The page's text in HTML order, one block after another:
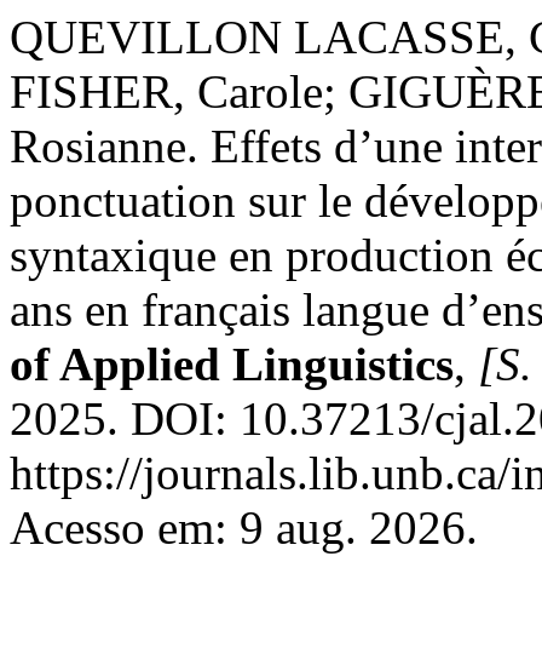
QUEVILLON LACASSE,
FISHER, Carole;
Rosianne. Effets d’une
ponctuation sur le
syntaxique en production
ans en français langue
of Applied Linguistics,
2025. DOI: 10.37213/
https://journals.lib.unb.ca/
Acesso em: 9 aug. 2026.